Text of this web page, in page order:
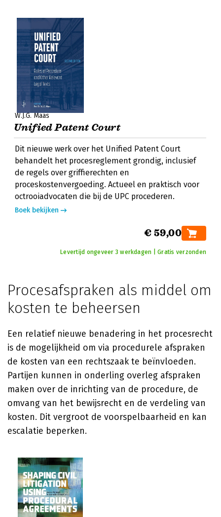
W.J.G. Maas
Unified Patent Court
Dit nieuwe werk over het Unified Patent Court
behandelt het procesreglement grondig, inclusief
de regels over griffierechten en
proceskostenvergoeding. Actueel en praktisch voor
octrooiadvocaten die bij de UPC procederen.
Boek bekijken
€ 59,00
Levertijd ongeveer 3 werkdagen | Gratis verzonden
Procesafspraken als middel om
kosten te beheersen
Een relatief nieuwe benadering in het procesrecht
is de mogelijkheid om via procedurele afspraken
de kosten van een rechtszaak te beïnvloeden.
Partijen kunnen in onderling overleg afspraken
maken over de inrichting van de procedure, de
omvang van het bewijsrecht en de verdeling van
kosten. Dit vergroot de voorspelbaarheid en kan
escalatie beperken.